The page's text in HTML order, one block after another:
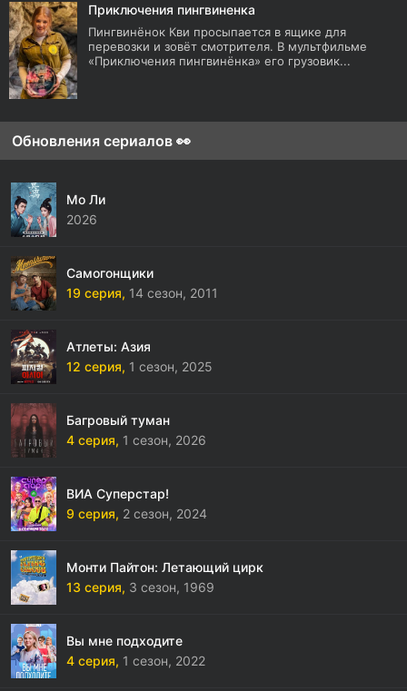
Приключения пингвиненка
Пингвинёнок Кви просыпается в ящике для
перевозки и зовёт смотрителя. В мультфильме
«Приключения пингвинёнка» его грузовик...
Обновления сериалов 👀
Мо Ли
2026
Самогонщики
19 серия, 14 сезон, 2011
Атлеты: Азия
12 серия, 1 сезон, 2025
Багровый туман
4 серия, 1 сезон, 2026
ВИА Суперстар!
9 серия, 2 сезон, 2024
Монти Пайтон: Летающий цирк
13 серия, 3 сезон, 1969
Вы мне подходите
4 серия, 1 сезон, 2022